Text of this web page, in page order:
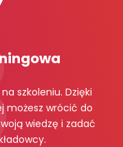
szkoleniu. Dzięki
możesz wrócić do
wiedzę i zadać